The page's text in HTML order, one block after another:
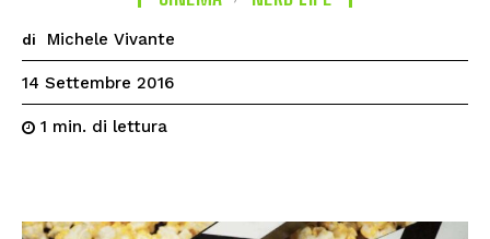
di Michele Vivante
14 Settembre 2016
1 min. di lettura